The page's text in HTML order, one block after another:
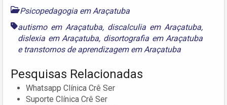
Psicopedagogia em Araçatuba
autismo em Araçatuba, discalculia em Araçatuba,
dislexia em Araçatuba, disortografia em Araçatuba
e transtornos de aprendizagem em Araçatuba
Pesquisas Relacionadas
Whatsapp Clínica Crê Ser
Suporte Clínica Crê Ser